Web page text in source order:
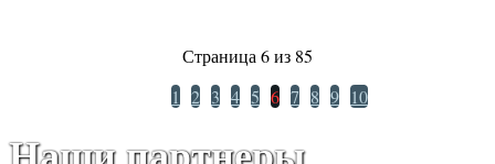
Страница 6 из 85
1
2 3 4 5 6 7 8 9 10